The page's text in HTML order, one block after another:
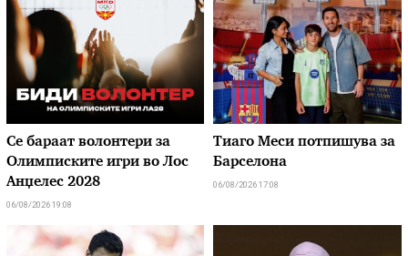
Се бараат волонтери за
Олимписките игри во Лос
Анџелес 2028
06/08/2026 19:08
Тиаго Меси потпишува за
Барселона
06/08/2026 17:08